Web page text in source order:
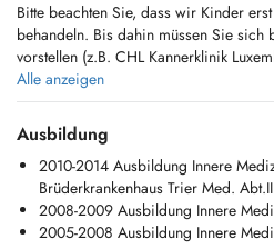
Bitte beachten Sie, dass wir Kinder
behandeln. Bis dahin müssen Sie
vorstellen (z.B. CHL Kannerklinik
Veuillez noter que nous ne prenons en
d'au moins 4 ans. Avant cet âge, vous
pneumologue pédiatrique (par
Luxembourg).
Alle anzeigen
Ausbildung
2010-2014 Ausbildung Innere
Brüderkrankenhaus Trier Med.
2008-2009 Ausbildung Innere
2005-2008 Ausbildung Innere